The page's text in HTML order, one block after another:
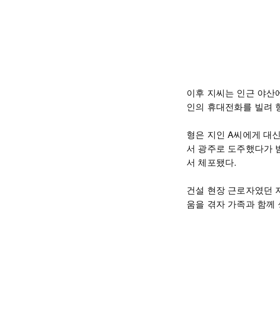
이후 지씨는 인근 야산
인의 휴대전화를 빌려
형은 지인 A씨에게 대
서 광주로 도주했다가
서 체포됐다.
건설 현장 근로자였던
움을 겪자 가족과 함께